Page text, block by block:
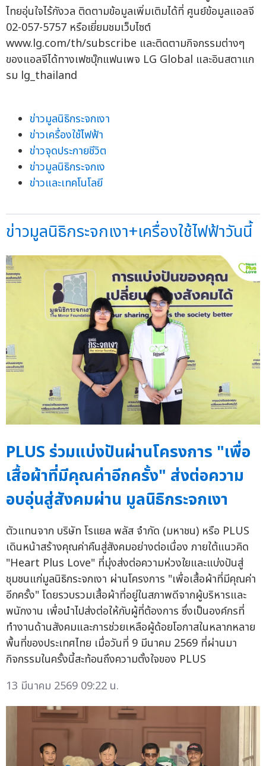
ไทยอุ่นใจไร้กังวล ติดตามข้อมูลเพิ่มเติมได้ที่ ศูนย์ข้อมูลแอลจี
02-057-5757 หรือเยี่ยมชมเว็บไซต์
www.lg.com/th/subscribe และติดตามกิจกรรมต่างๆ
ของแอลจีได้ทางเฟซบุ๊กแฟนเพจ LG Global และอินสตาแก
รม lg_thailand
ข่าวมูลนิธิกระจกเงา
ข่าวเครื่องใช้ไฟฟ้า
ข่าวจุดประกายชีวิต
ข่าวมูลนิธิกระจกเง
ข่าวและเทคโนโลยี
ข่าวมูลนิธิกระจกเงา+เครื่องใช้ไฟฟ้าวันนี้
PLUS ร่วมแบ่งปันผ่านโครงการ "เพื่อ
เสื้อผ้าที่มีคุณค่าอีกครั้ง" ส่งต่อความ
อบอุ่นสู่สังคมผ่าน มูลนิธิกระจกเงา
ตัวแทนจาก บริษัท โรแยล พลัส จำกัด (มหาชน) หรือ PLUS
เดินหน้าสร้างคุณค่าคืนสู่สังคมอย่างต่อเนื่อง ภายใต้แนวคิด
"Heart Plus Love" ที่มุ่งส่งต่อความห่วงใยและแบ่งปันสู่
ชุมชนแก่มูลนิธิกระจกเงา ผ่านโครงการ "เพื่อเสื้อผ้าที่มีคุณค่า
อีกครั้ง" โดยรวบรวมเสื้อผ้าที่อยู่ในสภาพดีจากผู้บริหารและ
พนักงาน เพื่อนำไปส่งต่อให้กับผู้ที่ต้องการ ซึ่งเป็นองค์กรที่
ทำงานด้านสังคมและการช่วยเหลือผู้ด้อยโอกาสในหลากหลาย
พื้นที่ของประเทศไทย เมื่อวันที่ 9 มีนาคม 2569 ที่ผ่านมา
กิจกรรมในครั้งนี้สะท้อนถึงความตั้งใจของ PLUS
13 มีนาคม 2569 09:22 น.